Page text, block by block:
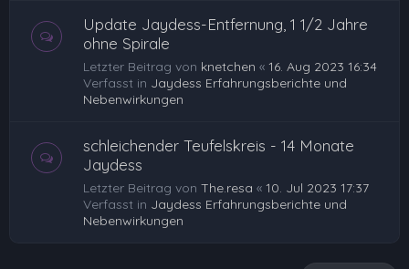
Update Jaydess-Entfernung, 1 1/2 Jahre
ohne Spirale
Letzter Beitrag von knetchen « 16. Aug 2023 16:34
Verfasst in Jaydess Erfahrungsberichte und
Nebenwirkungen
schleichender Teufelskreis - 14 Monate
Jaydess
Letzter Beitrag von The.resa « 10. Jul 2023 17:37
Verfasst in Jaydess Erfahrungsberichte und
Nebenwirkungen